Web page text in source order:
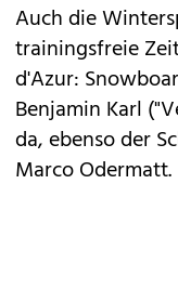
Auch die
trainingsfreie
d'Azur:
Benjamin Karl
da, ebenso der
Marco Odermatt.